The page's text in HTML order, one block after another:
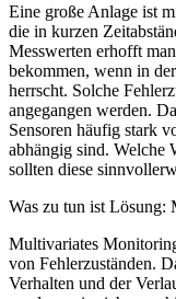
Eine große Anlage ist
die in kurzen
Messwerten erhofft
bekommen, wenn in
herrscht. Solche
angegangen werden.
Sensoren häufig stark
abhängig sind. Welche
sollten diese
Was zu tun ist Lösung:
Multivariates
von Fehlerzuständen.
Verhalten und der